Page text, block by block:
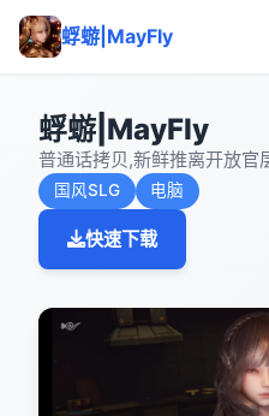
蜉蝣|MayFly
蜉蝣|MayFly
普通话拷贝,新鲜推离开放官
国风SLG 电脑
快速下载